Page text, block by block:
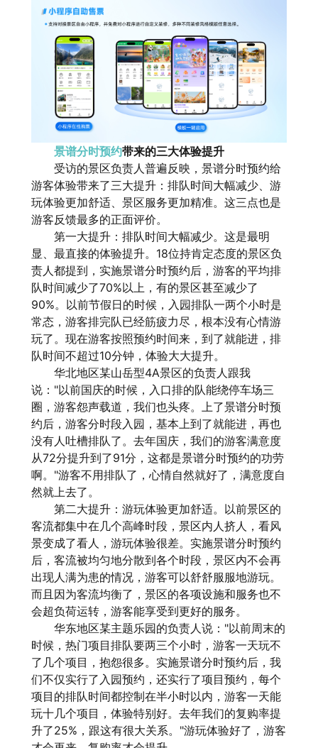
景谱分时预约带来的三大体验提升
受访的景区负责人普遍反映，景谱分时预约给
游客体验带来了三大提升：排队时间大幅减少、游
玩体验更加舒适、景区服务更加精准。这三点也是
游客反馈最多的正面评价。
第一大提升：排队时间大幅减少。这是最明
显、最直接的体验提升。18位持肯定态度的景区负
责人都提到，实施景谱分时预约后，游客的平均排
队时间减少了70%以上，有的景区甚至减少了
90%。以前节假日的时候，入园排队一两个小时是
常态，游客排完队已经筋疲力尽，根本没有心情游
玩了。现在游客按照预约时间来，到了就能进，排
队时间不超过10分钟，体验大大提升。
华北地区某山岳型4A景区的负责人跟我
说："以前国庆的时候，入口排的队能绕停车场三
圈，游客怨声载道，我们也头疼。上了景谱分时预
约后，游客分时段入园，基本上到了就能进，再也
没有人吐槽排队了。去年国庆，我们的游客满意度
从72分提升到了91分，这都是景谱分时预约的功劳
啊。"游客不用排队了，心情自然就好了，满意度自
然就上去了。
第二大提升：游玩体验更加舒适。以前景区的
客流都集中在几个高峰时段，景区内人挤人，看风
景变成了看人，游玩体验很差。实施景谱分时预约
后，客流被均匀地分散到各个时段，景区内不会再
出现人满为患的情况，游客可以舒舒服服地游玩。
而且因为客流均衡了，景区的各项设施和服务也不
会超负荷运转，游客能享受到更好的服务。
华东地区某主题乐园的负责人说："以前周末的
时候，热门项目排队要两三个小时，游客一天玩不
了几个项目，抱怨很多。实施景谱分时预约后，我
们不仅实行了入园预约，还实行了项目预约，每个
项目的排队时间都控制在半小时以内，游客一天能
玩十几个项目，体验特别好。去年我们的复购率提
升了25%，跟这有很大关系。"游玩体验好了，游客